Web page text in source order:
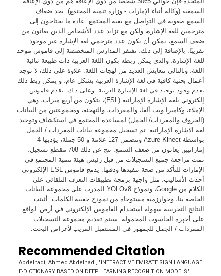
السمعية (وكالة أنباء الإمارات - وزارة تنمية المجتمع). يجد ضعاف
السمع صعوبة في التواصل مع بقية المجتمع. عادة ما يحتاجون إلى
مترجمين للغة الإشارة، ولكن مع تزايد عدد الأشخاص الذين يعانون من
ضعف السمع، يمكن أن يكون عدد مترجمي لغة الإشارة غير موجود
تقريبًا. بالإضافة إلى ذلك، تفتقر المدارس المتخصصة إلى قاموس موحد
للغة الإشارة، والذي يمكن ربطه بكون اللغة العربية ذات طبيعة ثنائية
اللغة، وبالتالي تتعايش العديد من لهجات اللغة. علاوة على ذلك، لا توجد
أعمال بحثية كافية في لغة الإشارة العربية بشكل عام، و يمكن ربط ذلك
بعدم وجود توحيد في لغة الإشارة العربية. وعلى ذلك، نقدم قاموس
إلكتروني بلغة الإشارة الإماراتية (ESL)، يتكون من أربع ميزات، وهي
الإملاء، وكاميرا ويب ألفا، والمفردات، والتهجئة، ومجموعتين من البيانات
(الحروف والمفردات/ الجمل) لمساعدة المجتمع في استكشاف وتوحيد
لغة الاشارة الإماراتية. تم تسجيل مجموعة بيانات المفردات / الجمل
بواسطة Azure Kinect وتتضمن 127 علامة و 50 جملة، يؤديها 4
إماراتيين يعانون من ضعف السمع. نتج عن ذلك 708 مقطع تسجيل،
تمت مراجعة جميع التسجيلات من قبل رئيس هيئة تنمية المجتمع في
الإمارات للتأكد من صحة تنفيذها ودقتها. يدمج قاموس ESL الإلكتروني
أحدث الأساليب، مثل واجهة برمجة تطبيقات التعرف التلقائي على
الكلام من Google، ونموذج YOLOv8 المدرب على مجموعة البيانات
الخاصة بنا، وخوارزمية مستوحاة من نموذج حقيبة الكلمات. أثبتت
النتائج التجريبية سهولة استخدام القاموس الإلكتروني في أرض الواقع
على أجهزة الحاسوب المحمولة. سيتم تقديم مجموعة التسجيلات
المفردات / الجمل للجمهور في المستقبل القريب لأغراض البحث.
Recommended Citation
Abdelhadi, Ahmed Abdelhadi, "INTERACTIVE EMIRATE SIGN LANGUAGE
E-DICTIONARY BASED ON DEEP LEARNING RECOGNITION MODELS"